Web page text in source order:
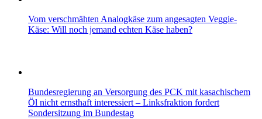
Vom verschmähten Analogkäse zum angesagten Veggie-
Käse: Will noch jemand echten Käse haben?
Bundesregierung an Versorgung des PCK mit kasachischem
Öl nicht ernsthaft interessiert – Linksfraktion fordert
Sondersitzung im Bundestag